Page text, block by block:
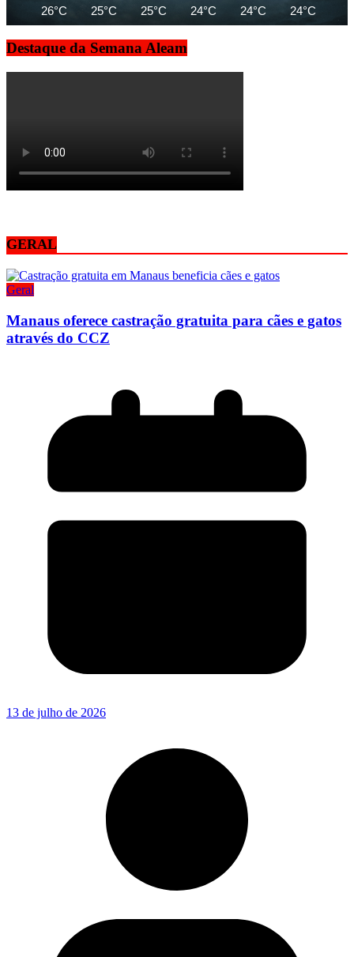
26°C 25°C 25°C 24°C 24°C 24°C
Destaque da Semana Aleam
GERAL
Geral
Manaus oferece castração gratuita para cães e gatos
através do CCZ
13 de julho de 2026